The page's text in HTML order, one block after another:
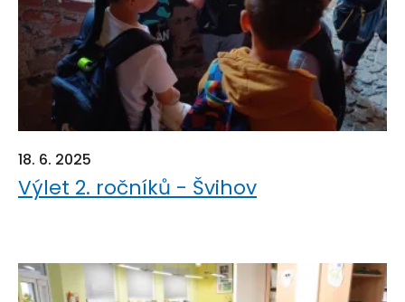
18. 6. 2025
Výlet 2. ročníků - Švihov